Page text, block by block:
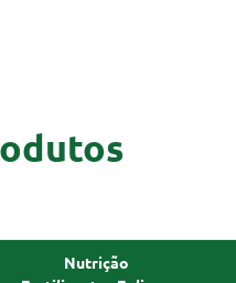
Nutrição